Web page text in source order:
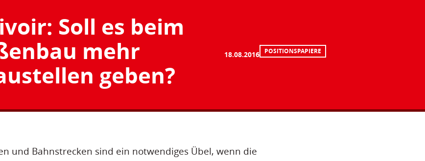
Soll es beim
mehr
geben?
18.08.2016 POSITIONSPAPIERE
und Bahnstrecken sind ein notwendiges Übel, wenn die